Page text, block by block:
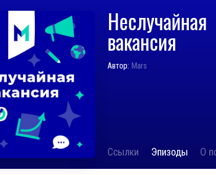
Неслучайная
вакансия
Автор: Mars
Ссылки Эпизоды О